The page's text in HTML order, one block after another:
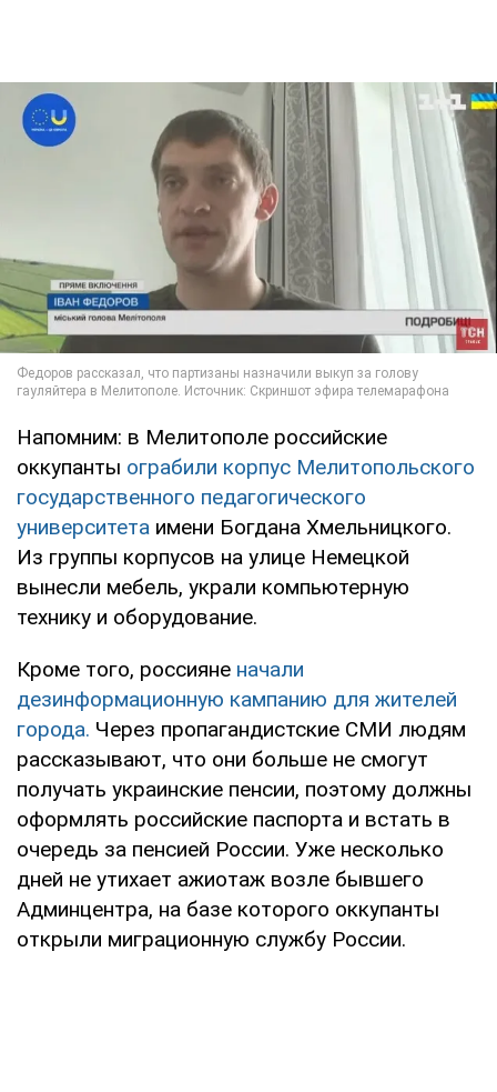
Напомним: в Мелитополе российские
оккупанты ограбили корпус Мелитопольского
государственного педагогического
университета имени Богдана Хмельницкого.
Из группы корпусов на улице Немецкой
вынесли мебель, украли компьютерную
технику и оборудование.
Кроме того, россияне начали
дезинформационную кампанию для жителей
города. Через пропагандистские СМИ людям
рассказывают, что они больше не смогут
получать украинские пенсии, поэтому должны
оформлять российские паспорта и встать в
очередь за пенсией России. Уже несколько
дней не утихает ажиотаж возле бывшего
Админцентра, на базе которого оккупанты
открыли миграционную службу России.